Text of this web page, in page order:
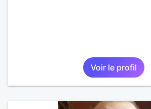
Voir le profil